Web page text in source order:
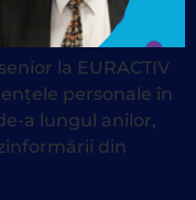
la EURACTIV
personale în
a lungul anilor,
din